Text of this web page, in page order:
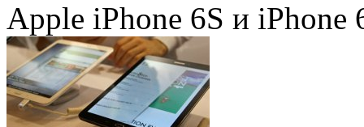
Apple iPhone 6S и iPhone